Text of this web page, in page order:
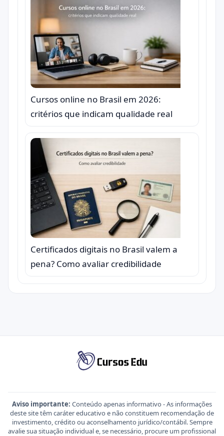
Cursos online no Brasil em 2026:
critérios que indicam qualidade real
Certificados digitais no Brasil valem a
pena? Como avaliar credibilidade
Aviso importante: Conteúdo apenas informativo - As informações
deste site têm caráter educativo e não constituem recomendação de
investimento, crédito ou aconselhamento jurídico/contábil. Sempre
avalie sua situação individual e, se necessário, procure um profissional